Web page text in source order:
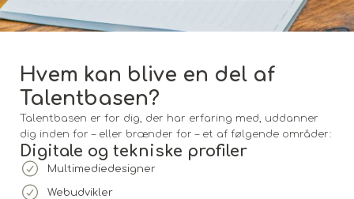
Hvem kan blive en del af
Talentbasen?
Talentbasen er for dig, der har erfaring med, uddanner
dig inden for – eller brænder for – et af følgende områder:
Digitale og tekniske profiler
Multimediedesigner
Webudvikler